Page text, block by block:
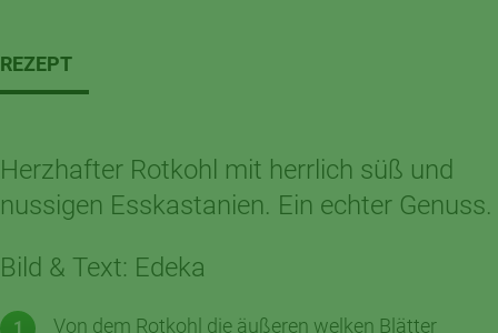
REZEPT
Herzhafter Rotkohl mit herrlich süß und
nussigen Esskastanien. Ein echter Genuss.
Bild & Text: Edeka
Von dem Rotkohl die äußeren welken Blätter